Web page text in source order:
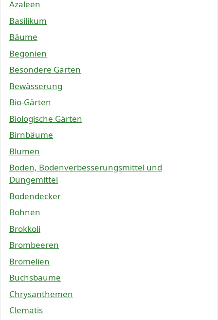
Azaleen
Basilikum
Bäume
Begonien
Besondere Gärten
Bewässerung
Bio-Gärten
Biologische Gärten
Birnbäume
Blumen
Boden, Bodenverbesserungsmittel und
Düngemittel
Bodendecker
Bohnen
Brokkoli
Brombeeren
Bromelien
Buchsbäume
Chrysanthemen
Clematis